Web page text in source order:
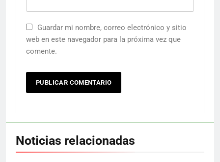
Guardar mi nombre, correo electrónico y sitio
web en este navegador para la próxima vez que
comente.
Noticias relacionadas